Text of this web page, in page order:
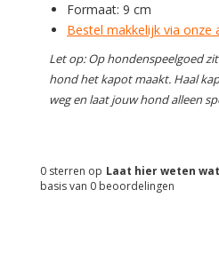
Formaat: 9 cm
Bestel makkelijk via onze
Let op: Op hondenspeelgoed
hond het kapot maakt. Haal
weg en laat jouw hond alleen
Laat hier weten
0 sterren op
basis van 0 beoordelingen